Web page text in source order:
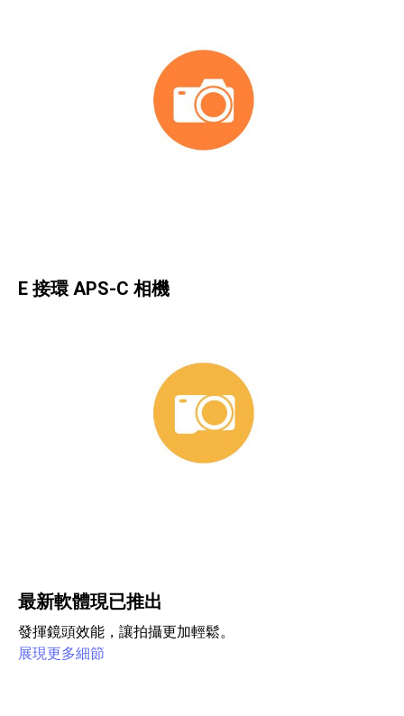
E 接環 APS-C 相機
最新軟體現已推出
發揮鏡頭效能，讓拍攝更加輕鬆。
展現更多細節